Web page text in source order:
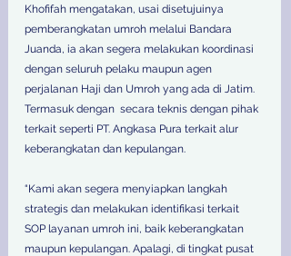
Khofifah mengatakan, usai disetujuinya
pemberangkatan umroh melalui Bandara
Juanda, ia akan segera melakukan koordinasi
dengan seluruh pelaku maupun agen
perjalanan Haji dan Umroh yang ada di Jatim.
Termasuk dengan  secara teknis dengan pihak
terkait seperti PT. Angkasa Pura terkait alur
keberangkatan dan kepulangan.
“Kami akan segera menyiapkan langkah
strategis dan melakukan identifikasi terkait
SOP layanan umroh ini, baik keberangkatan
maupun kepulangan. Apalagi, di tingkat pusat